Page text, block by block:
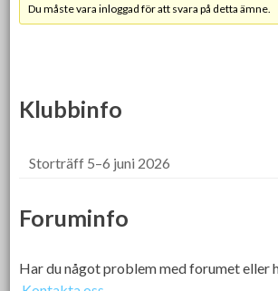
Du måste vara inloggad för att svara på detta ämne.
Klubbinfo
Storträff 5–6 juni 2026
Foruminfo
Har du något problem med forumet eller